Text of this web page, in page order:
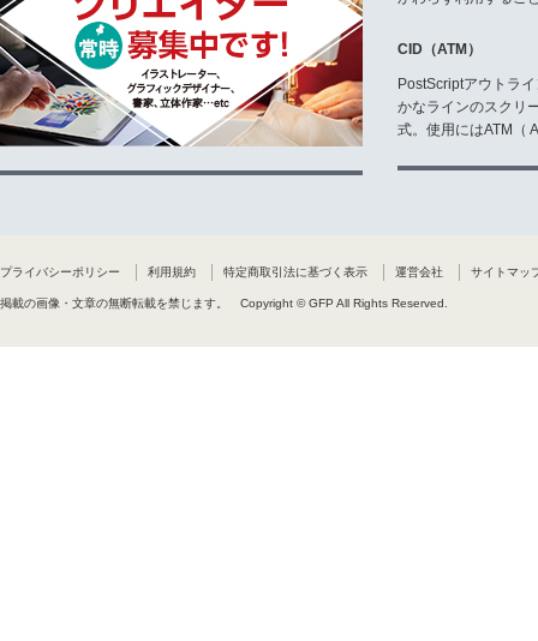
CID（ATM）
PostScriptアウトラ
かなラインのスクリ
式。使用にはATM（
プライバシーポリシー 利用規約 特定商取引法に基づく表示 運営会社 サイトマッ
掲載の画像・文章の無断転載を禁じます。 Copyright © GFP All Rights Reserved.